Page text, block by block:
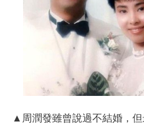
▲周潤發雖曾說過不結婚，